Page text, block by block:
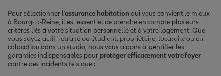
Pour sélectionner l'assurance habitation qui vous convient le mieux
à Bourg-la-Reine, il est essentiel de prendre en compte plusieurs
critères liés à votre situation personnelle et à votre logement. Que
vous soyez actif, retraité ou étudiant, propriétaire, locataire ou en
colocation dans un studio, nous vous aidons à identifier les
garanties indispensables pour protéger efficacement votre foyer
contre des incidents tels que :